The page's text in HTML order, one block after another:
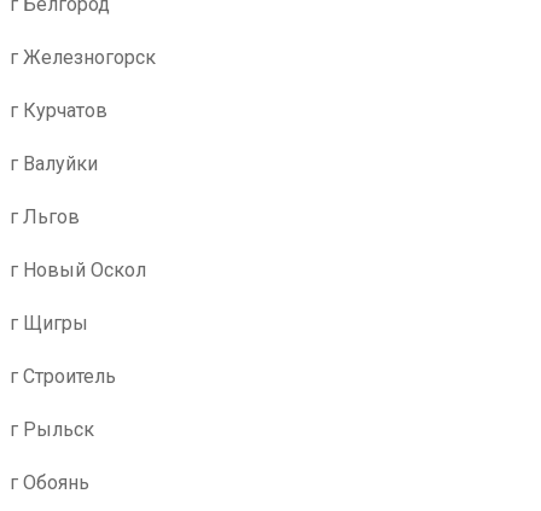
г Железногорск
г Курчатов
г Валуйки
г Льгов
г Новый Оскол
г Щигры
г Строитель
г Рыльск
г Обоянь